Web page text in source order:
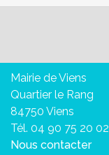
Mairie de Viens
Quartier le Rang
84750 Viens
Tél. 04 90 75 20 02
Nous contacter